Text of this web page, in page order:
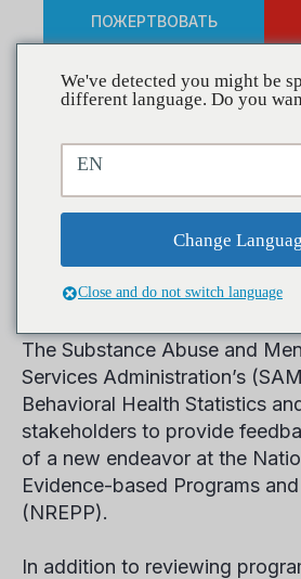
ПОЖЕРТВОВАТЬ
Open for Public
SAMHSA’s
Registry of
Programs and
The Substance Abuse and
Services Administration’s
Behavioral Health Statistics
stakeholders to provide
of a new endeavor at the
Evidence-based Programs
(NREPP).
In addition to reviewing
We've detected you might be
different language. Do you
EN
Change
Close and do not switch language